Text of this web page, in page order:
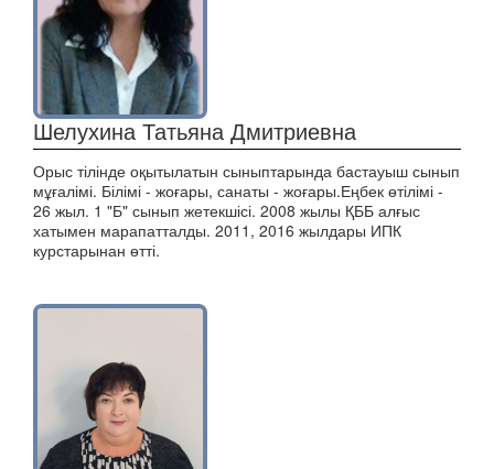
Шелухина Татьяна Дмитриевна
Орыс тілінде оқытылатын сыныптарында бастауыш сынып
мұғалімі. Білімі - жоғары, санаты - жоғары.Еңбек өтілімі -
26 жыл. 1 "Б" сынып жетекшісі. 2008 жылы ҚББ алғыс
хатымен марапатталды. 2011, 2016 жылдары ИПК
курстарынан өтті.